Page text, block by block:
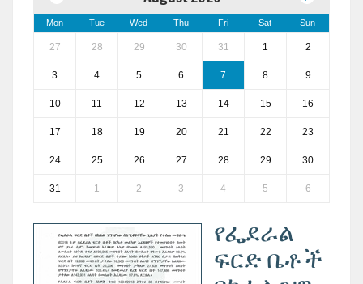
Mon Tue Wed Thu Fri Sat Sun
27 28 29 30 31 1 2
3 4 5 6 7 8 9
10 11 12 13 14 15 16
17 18 19 20 21 22 23
24 25 26 27 28 29 30
31 1 2 3 4 5 6
የፌደራል
ፍርድ ቤቶች